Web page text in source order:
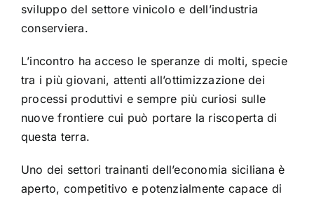
sviluppo del settore vinicolo e dell’industria
conserviera.
L’incontro ha acceso le speranze di molti, specie
tra i più giovani, attenti all’ottimizzazione dei
processi produttivi e sempre più curiosi sulle
nuove frontiere cui può portare la riscoperta di
questa terra.
Uno dei settori trainanti dell’economia siciliana è
aperto, competitivo e potenzialmente capace di